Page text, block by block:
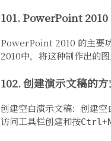
101. PowerPoint 2010
PowerPoint 2010 的主要
2010中，将这种制作出的
102. 创建演示文稿的
创建空白演示文稿：创建
访问工具栏创建和按Ctrl+